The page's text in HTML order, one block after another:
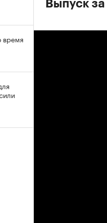
Выпуск
время